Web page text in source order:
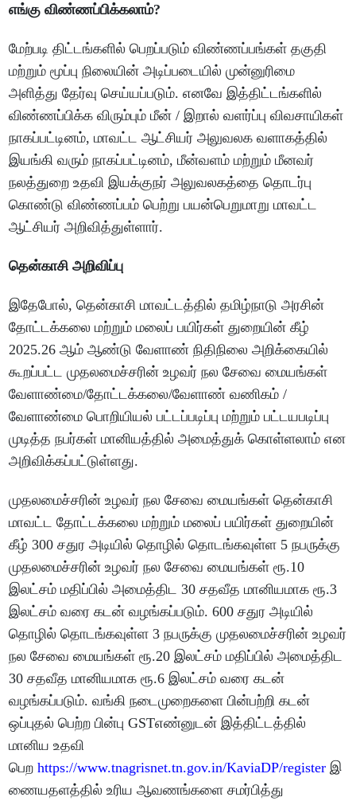
எங்கு விண்ணப்பிக்கலாம்?
மேற்படி திட்டங்களில் பெறப்படும் விண்ணப்பங்கள் தகுதி
மற்றும் மூப்பு நிலையின் அடிப்படையில் முன்னுரிமை
அளித்து தேர்வு செய்யப்படும். எனவே இத்திட்டங்களில்
விண்ணப்பிக்க விரும்பும் மீன் / இறால் வளர்ப்பு விவசாயிகள்
நாகப்பட்டினம், மாவட்ட ஆட்சியர் அலுவலக வளாகத்தில்
இயங்கி வரும் நாகப்பட்டினம், மீன்வளம் மற்றும் மீனவர்
நலத்துறை உதவி இயக்குநர் அலுவலகத்தை தொடர்பு
கொண்டு விண்ணப்பம் பெற்று பயன்பெறுமாறு மாவட்ட
ஆட்சியர் அறிவித்துள்ளார்.
தென்காசி அறிவிப்பு
இதேபோல், தென்காசி மாவட்டத்தில் தமிழ்நாடு அரசின்
தோட்டக்கலை மற்றும் மலைப் பயிர்கள் துறையின் கீழ்
2025.26 ஆம் ஆண்டு வேளாண் நிதிநிலை அறிக்கையில்
கூறப்பட்ட முதலமைச்சரின் உழவர் நல சேவை மையங்கள்
வேளாண்மை/தோட்டக்கலை/வேளாண் வணிகம் /
வேளாண்மை பொறியியல் பட்டப்படிப்பு மற்றும் பட்டயபடிப்பு
முடித்த நபர்கள் மானியத்தில் அமைத்துக் கொள்ளலாம் என
அறிவிக்கப்பட்டுள்ளது.
முதலமைச்சரின் உழவர் நல சேவை மையங்கள் தென்காசி
மாவட்ட தோட்டக்கலை மற்றும் மலைப் பயிர்கள் துறையின்
கீழ் 300 சதுர அடியில் தொழில் தொடங்கவுள்ள 5 நபருக்கு
முதலமைச்சரின் உழவர் நல சேவை மையங்கள் ரூ.10
இலட்சம் மதிப்பில் அமைத்திட 30 சதவீத மானியமாக ரூ.3
இலட்சம் வரை கடன் வழங்கப்படும். 600 சதுர அடியில்
தொழில் தொடங்கவுள்ள 3 நபருக்கு முதலமைச்சரின் உழவர்
நல சேவை மையங்கள் ரூ.20 இலட்சம் மதிப்பில் அமைத்திட
30 சதவீத மானியமாக ரூ.6 இலட்சம் வரை கடன்
வழங்கப்படும். வங்கி நடைமுறைகளை பின்பற்றி கடன்
ஒப்புதல் பெற்ற பின்பு GSTஎண்னுடன் இத்திட்டத்தில்
மானிய உதவி
பெறhttps://www.tnagrisnet.tn.gov.in/KaviaDP/register இ
ணையதளத்தில் உரிய ஆவணங்களை சமர்பித்து